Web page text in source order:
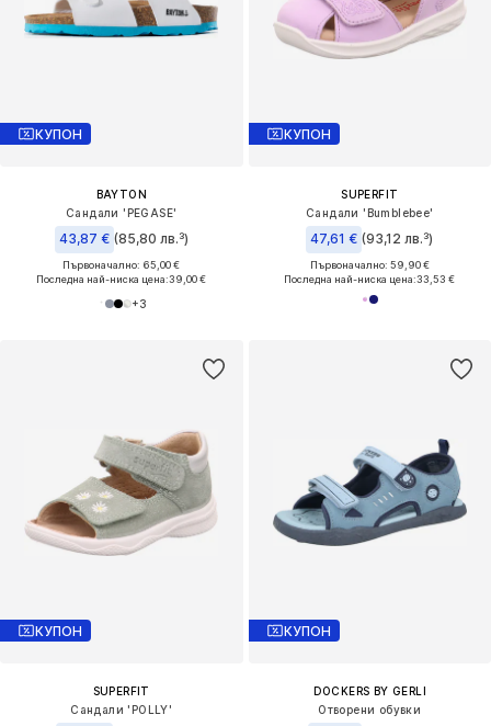
КУПОН
BAYTON
Сандали 'PEGASE'
43,87 € (85,80 лв.³)
Първоначално: 65,00 €
Последна най-ниска цена:39,00 €
+3
КУПОН
SUPERFIT
Сандали 'Bumblebee'
47,61 € (93,12 лв.³)
Първоначално: 59,90 €
Последна най-ниска цена:33,53 €
КУПОН
SUPERFIT
Сандали 'POLLY'
КУПОН
DOCKERS BY GERLI
Отворени обувки